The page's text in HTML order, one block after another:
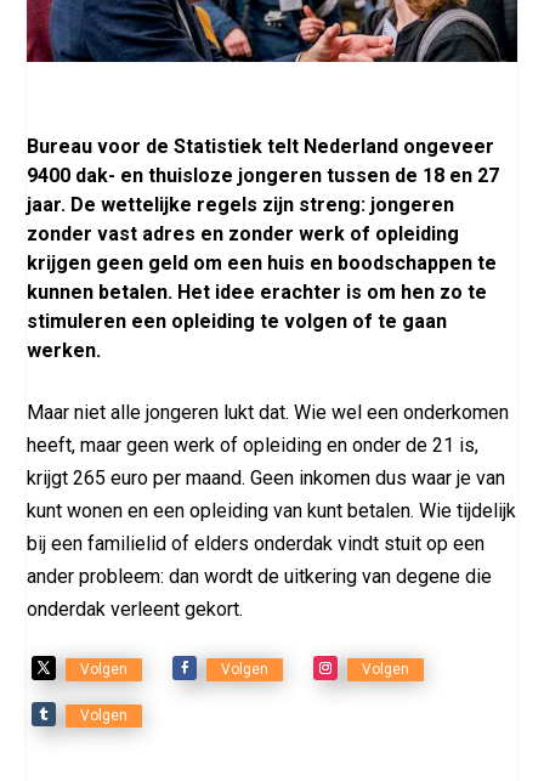
Bureau voor de Statistiek telt Nederland ongeveer
9400 dak- en thuisloze jongeren tussen de 18 en 27
jaar. De wettelijke regels zijn streng: jongeren
zonder vast adres en zonder werk of opleiding
krijgen geen geld om een huis en boodschappen te
kunnen betalen. Het idee erachter is om hen zo te
stimuleren een opleiding te volgen of te gaan
werken.
Maar niet alle jongeren lukt dat. Wie wel een onderkomen
heeft, maar geen werk of opleiding en onder de 21 is,
krijgt 265 euro per maand. Geen inkomen dus waar je van
kunt wonen en een opleiding van kunt betalen. Wie tijdelijk
bij een familielid of elders onderdak vindt stuit op een
ander probleem: dan wordt de uitkering van degene die
onderdak verleent gekort.
Volgen Volgen Volgen
Volgen